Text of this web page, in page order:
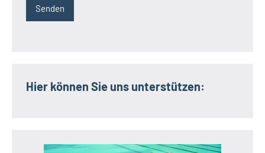
Hier können Sie uns unterstützen: